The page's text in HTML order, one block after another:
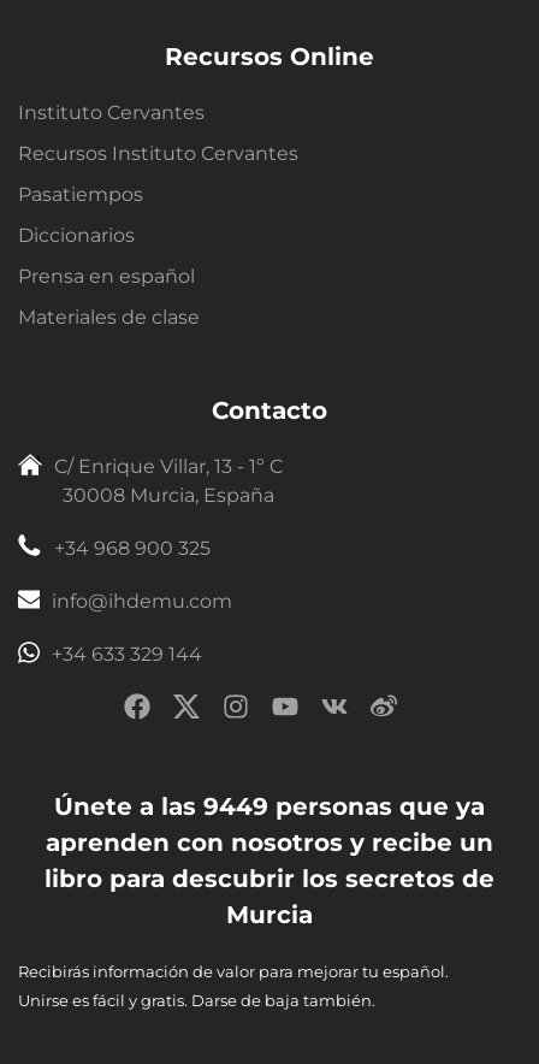
Recursos Online
Instituto Cervantes
Recursos Instituto Cervantes
Pasatiempos
Diccionarios
Prensa en español
Materiales de clase
Contacto
C/ Enrique Villar, 13 - 1º C
30008 Murcia, España
+34 968 900 325
info@ihdemu.com
+34 633 329 144
Únete a las 9449 personas que ya
aprenden con nosotros y recibe un
libro para descubrir los secretos de
Murcia
Recibirás información de valor para mejorar tu español.
Unirse es fácil y gratis. Darse de baja también.